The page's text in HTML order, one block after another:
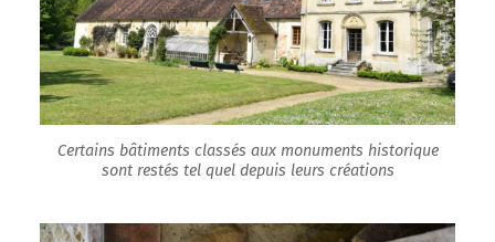
Certains bâtiments classés aux monuments historique
sont restés tel quel depuis leurs créations